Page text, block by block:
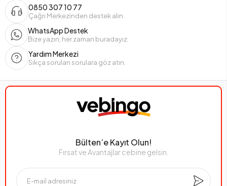
0850 307 10 77
Çağrı Merkezinden destek alın.
WhatsApp Destek
Bize yazın, her zaman buradayız.
Yardım Merkezi
Sıkça sorulan sorulara göz atın.
Bülten’e Kayıt Olun!
Fırsat ve Avantajlar cebine gelsin.